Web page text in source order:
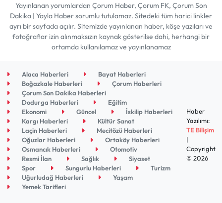
Yayınlanan yorumlardan Çorum Haber, Çorum FK, Çorum Son
Dakika | Yayla Haber sorumlu tutulamaz. Sitedeki tüm harici linkler
ayrı bir sayfada açılır. Sitemizde yayınlanan haber, köşe yazıları ve
fotoğraflar izin alınmaksızın kaynak gösterilse dahi, herhangi bir
ortamda kullanılamaz ve yayınlanamaz
Alaca Haberleri
Bayat Haberleri
Boğazkale Haberleri
Çorum Haberleri
Çorum Son Dakika Haberleri
Dodurga Haberleri
Eğitim
Ekonomi
Güncel
İskilip Haberleri
Kargı Haberleri
Kültür Sanat
Laçin Haberleri
Mecitözü Haberleri
Oğuzlar Haberleri
Ortaköy Haberleri
Osmancık Haberleri
Otomotiv
Resmi İlan
Sağlık
Siyaset
Spor
Sungurlu Haberleri
Turizm
Uğurludağ Haberleri
Yaşam
Yemek Tarifleri
Haber
Yazılımı:
TE Bilişim
|
Copyright
© 2026